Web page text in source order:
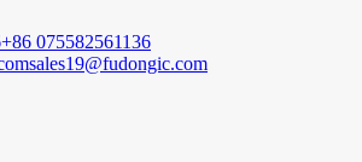
+86 075582561136
sales19@fudongic.com